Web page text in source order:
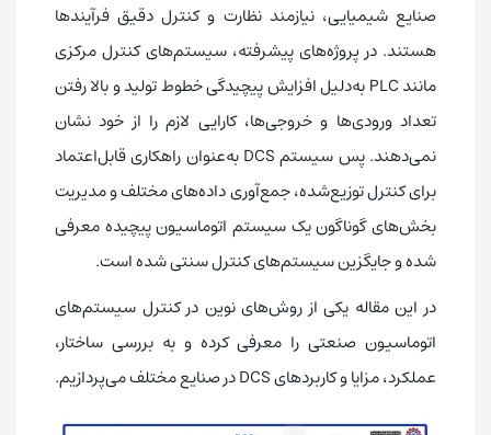
صنایع شیمیایی، نیازمند نظارت و کنترل دقیق فرآیندها
هستند. در پروژه‌های پیشرفته، سیستم‌های کنترل مرکزی
مانند PLC به‌دلیل افزایش پیچیدگی خطوط تولید و بالا رفتن
تعداد ورودی‌ها و خروجی‌ها، کارایی لازم را از خود نشان
نمی‌دهند. پس سیستم DCS به‌عنوان راهکاری قابل‌اعتماد
برای کنترل توزیع‌شده، جمع‌آوری داده‌های مختلف و مدیریت
بخش‌های گوناگون یک سیستم اتوماسیون پیچیده معرفی
شده و جایگزین سیستم‌های کنترل سنتی شده است.
در این مقاله یکی از روش‌های نوین در کنترل سیستم‌های
اتوماسیون صنعتی را معرفی کرده و به بررسی ساختار،
عملکرد، مزایا و کاربردهای DCS در صنایع مختلف می‌پردازیم.